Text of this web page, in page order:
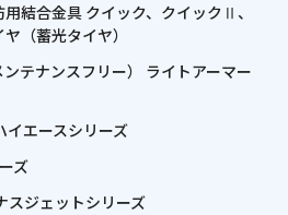
結合金具 クイック、クイックⅡ、
（蓄光タイヤ）
テナンスフリー） ライトアーマー
イエースシリーズ
ズ
スジェットシリーズ